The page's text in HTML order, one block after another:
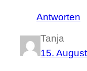
Antworten
Tanja
15.